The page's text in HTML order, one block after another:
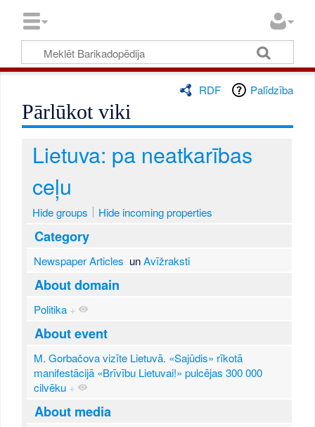
RDF Palīdzība
Pārlūkot viki
Lietuva: pa neatkarības
ceļu
Hide groups Hide incoming properties
Category
Newspaper Articles unAvīžraksti
About domain
Politika +
About event
M. Gorbačova vizīte Lietuvā. «Sajūdis» rīkotā
manifestācijā «Brīvību Lietuvai!» pulcējas 300 000
cilvēku +
About media